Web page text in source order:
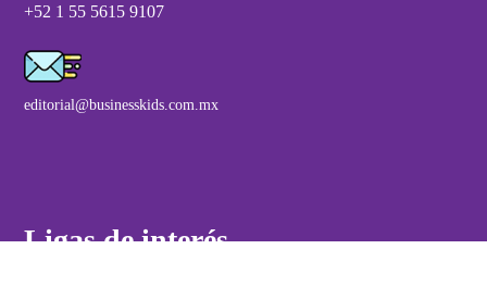
+52 1 55 5615 9107
editorial@businesskids.com.mx
Ligas de interés